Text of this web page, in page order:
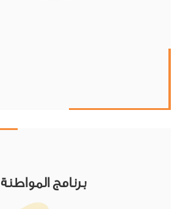
برنامج المواطنة